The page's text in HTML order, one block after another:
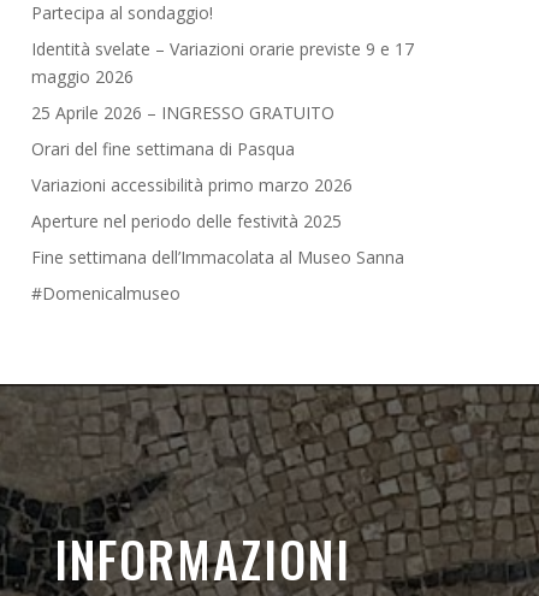
Partecipa al sondaggio!
Identità svelate – Variazioni orarie previste 9 e 17
maggio 2026
25 Aprile 2026 – INGRESSO GRATUITO
Orari del fine settimana di Pasqua
Variazioni accessibilità primo marzo 2026
Aperture nel periodo delle festività 2025
Fine settimana dell’Immacolata al Museo Sanna
#Domenicalmuseo
INFORMAZIONI